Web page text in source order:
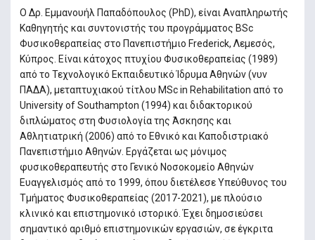
Ο Δρ. Εμμανουήλ Παπαδόπουλος (PhD), είναι Αναπληρωτής
Καθηγητής και συντονιστής του προγράμματος BSc
Φυσικοθεραπείας στο Πανεπιστήμιο Frederick, Λεμεσός,
Κύπρος. Είναι κάτοχος πτυχίου Φυσικοθεραπείας (1989)
από το Τεχνολογικό Εκπαιδευτικό Ίδρυμα Αθηνών (νυν
ΠΑΔΑ), μεταπτυχιακού τίτλου MSc in Rehabilitation από το
University of Southampton (1994) και διδακτορικού
διπλώματος στη Φυσιολογία της Άσκησης και
Αθλητιατρική (2006) από το Εθνικό και Καποδιστριακό
Πανεπιστήμιο Αθηνών. Εργάζεται ως μόνιμος
φυσικοθεραπευτής στο Γενικό Νοσοκομείο Αθηνών
Ευαγγελισμός από το 1999, όπου διετέλεσε Υπεύθυνος του
Τμήματος Φυσικοθεραπείας (2017-2021), με πλούσιο
κλινικό και επιστημονικό ιστορικό. Έχει δημοσιεύσει
σημαντικό αριθμό επιστημονικών εργασιών, σε έγκριτα